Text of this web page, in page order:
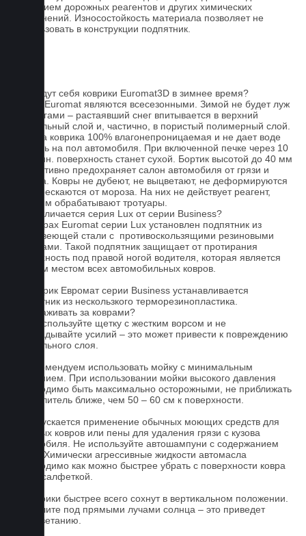
действием дорожных реагентов и других химических
загрязнений. Износостойкость материала позволяет не
использовать в конструкции подпятник.
Как ведут себя коврики Euromat3D в зимнее время?
Ковры Euromat являются всесезонными. Зимой не будет луж
под ногами – растаявший снег впитывается в верхний
текстильный слой и, частично, в пористый полимерный слой.
Основа коврика 100% влагонепроницаемая и не дает воде
попасть на пол автомобиля. При включенной печке через 10
- 15 мин. поверхность станет сухой. Бортик высотой до 40 мм
эффективно предохраняет салон автомобиля от грязи и
мусора. Ковры не дубеют, не выцветают, не деформируются
и не трескаются от мороза. На них не действует реагент,
которым обрабатывают тротуары.
Чем отличается серия Lux от серии Business?
На коврах Euromat серии Lux установлен подпятник из
нержавеющей стали с противоскользящими резиновыми
вставками. Такой подпятник защищает от протирания
поверхность под правой ногой водителя, которая является
слабым местом всех автомобильных ковров.
На коврик Евромат серии Business устанавливается
подпятник из нескользкого терморезинопластика.
Как ухаживать за коврами?
1.Не используйте щетку с жестким ворсом и не
прикладывайте усилий – это может привести к повреждению
текстильного слоя.
2. Рекомендуем использовать мойку с минимальным
давлением. При использовании мойки высокого давления
необходимо быть максимально осторожными, не приближать
распылитель ближе, чем 50 – 60 см к поверхности.
3. Допускается применение обычных моющих средств для
бытовых ковров или пены для удаления грязи с кузова
автомобиля. Не используйте автошампуни с содержанием
воска! Химически агрессивные жидкости автомасла
необходимо как можно быстрее убрать с поверхности ковра
сухой салфеткой.
4. Коврики быстрее всего сохнут в вертикальном положении.
Не сушите под прямыми лучами солнца – это приведет
к выцветанию.